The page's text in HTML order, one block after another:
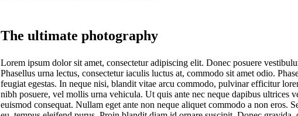
The ultimate photography
Lorem ipsum dolor sit amet, consectetur adipiscing elit. Donec posuere
Phasellus urna lectus, consectetur iaculis luctus at, commodo sit amet odio.
feugiat egestas. In neque nisi, blandit vitae arcu commodo, pulvinar efficitur
nibh posuere, vel mollis urna vehicula. Ut quis ante nec neque dapibus ultrices
euismod consequat. Nullam eget ante non neque aliquet commodo a non eros.